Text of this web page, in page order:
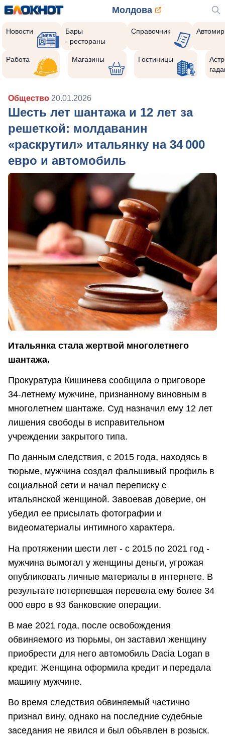
Молдова
Новости
Бары
- рестораны
Справочник Автомир
Работа Магазины Гостиницы
Общество 20.01.2026
Шесть лет шантажа и 12 лет за
решеткой: молдаванин
«раскрутил» итальянку на 34 000
евро и автомобиль
Итальянка стала жертвой многолетнего
шантажа.
Прокуратура Кишинева сообщила о приговоре
34-летнему мужчине, признанному виновным в
многолетнем шантаже. Суд назначил ему 12 лет
лишения свободы в исправительном
учреждении закрытого типа.
По данным следствия, с 2015 года, находясь в
тюрьме, мужчина создал фальшивый профиль в
социальной сети и начал переписку с
итальянской женщиной. Завоевав доверие, он
убедил ее присылать фотографии и
видеоматериалы интимного характера.
На протяжении шести лет - с 2015 по 2021 год -
мужчина вымогал у женщины деньги, угрожая
опубликовать личные материалы в интернете. В
результате потерпевшая перевела ему более 34
000 евро в 93 банковские операции.
В мае 2021 года, после освобождения
обвиняемого из тюрьмы, он заставил женщину
приобрести для него автомобиль Dacia Logan в
кредит. Женщина оформила кредит и передала
машину мужчине.
Во время следствия обвиняемый частично
признал вину, однако на последние судебные
заседания не явился и был объявлен в розыск.